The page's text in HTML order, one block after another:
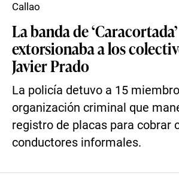
La banda de ‘Caracortada’
extorsionaba a los
Javier Prado
La policía detuvo a 15
organización criminal que
registro de placas para cobrar
conductores informales.
Callao